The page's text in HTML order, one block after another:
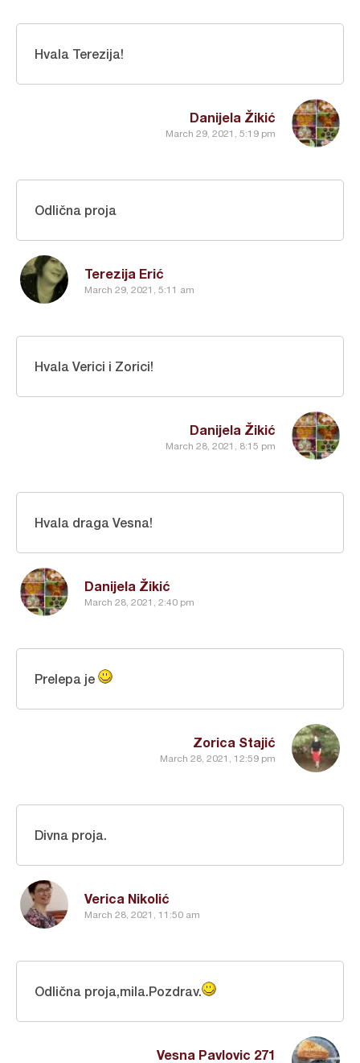
Danijela Žikić
March 29, 2021, 5:19 pm
Hvala Terezija!
Terezija Erić
March 29, 2021, 5:11 am
Odlična proja
Danijela Žikić
March 28, 2021, 8:15 pm
Hvala Verici i Zorici!
Danijela Žikić
March 28, 2021, 2:40 pm
Hvala draga Vesna!
Zorica Stajić
March 28, 2021, 12:59 pm
Prelepa je
Verica Nikolić
March 28, 2021, 11:50 am
Divna proja.
Vesna Pavlovic 271
Odlična proja,mila.Pozdrav.